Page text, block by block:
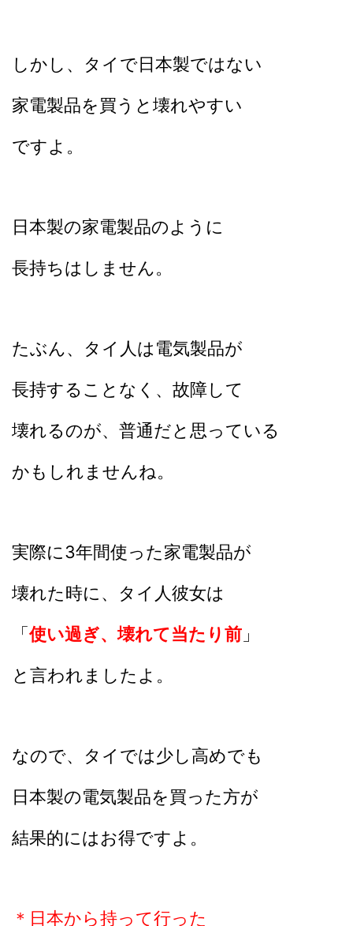
しかし、タイで日本製ではない
家電製品を買うと壊れやすい
ですよ。
日本製の家電製品のように
長持ちはしません。
たぶん、タイ人は電気製品が
長持することなく、 故障して
壊れるのが、普通だと思っている
かもしれませんね。
実際に3年間使った家電製品が
壊れた時に、タイ人彼女は
「使い過ぎ、壊れて当たり前 」
と言われましたよ。
なので、タイでは少し高めでも
日本製の電気製品を買った方が
結果的にはお得ですよ。
＊日本から持って行った